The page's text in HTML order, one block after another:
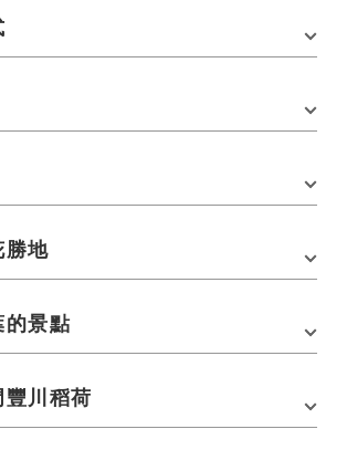
・從中國自動車道「礦山IC」步行約35分鐘
）（合作：NICO STOP）
勝地
野、八重櫻、垂枝櫻等約120棵）
的景點
、銀杏葉等
豐川稻荷